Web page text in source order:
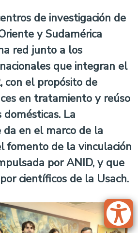
de investigación de
y Sudamérica
red junto a los
que integran el
con el propósito de
en tratamiento y reúso
domésticas. La
da en el marco de la
fomento de la vinculación
por ANID, y que
científicos de la Usach.